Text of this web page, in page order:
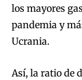
los mayores
pandemia y
Ucrania.
Así, la ratio de